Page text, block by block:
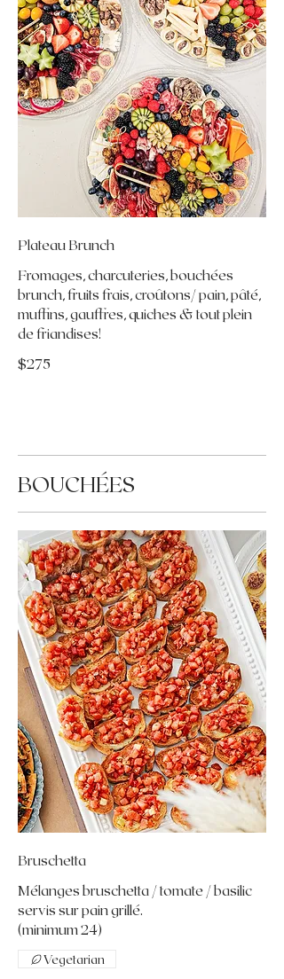
Plateau Brunch
Fromages, charcuteries, bouchées
brunch, fruits frais, croûtons/ pain, pâté,
muffins, gauffres, quiches & tout plein
de friandises!
$275
BOUCHÉES
Bruschetta
Mélanges bruschetta / tomate / basilic
servis sur pain grillé.
(minimum 24)
Vegetarian